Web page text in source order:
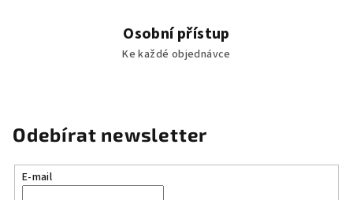
Osobní přístup
Ke každé objednávce
Odebírat newsletter
E-mail